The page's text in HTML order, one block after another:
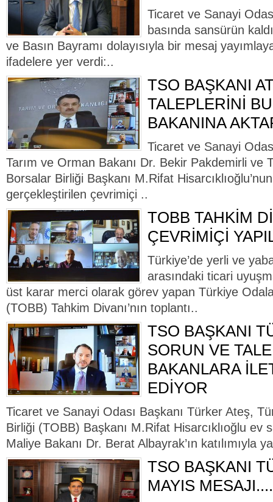
Ticaret ve Sanayi
basında sansürün
ve Basın Bayramı dolayısıyla bir mesaj
ifadelere yer verdi:..
TSO BAŞKANI
TALEPLERİNİ
BAKANINA
Ticaret ve Sanayi
Tarım ve Orman Bakanı Dr. Bekir Pakdemirli ve
Borsalar Birliği Başkanı M.Rifat Hisarcıklıoğlu’nun
gerçekleştirilen çevrimiçi ..
TOBB TAHKİM
ÇEVRİMİÇİ
Türkiye’de yerli ve
arasındaki ticari
üst karar merci olarak görev yapan Türkiye
(TOBB) Tahkim Divanı’nın toplantı..
TSO BAŞKANI
SORUN VE
BAKANLARA
EDİYOR
Ticaret ve Sanayi Odası Başkanı Türker Ateş,
Birliği (TOBB) Başkanı M.Rifat Hisarcıklıoğlu ev
Maliye Bakanı Dr. Berat Albayrak’ın katılımıyla
TSO BAŞKANI
MAYIS MESAJI....